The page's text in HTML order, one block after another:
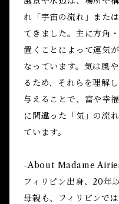
れ「宇宙の流れ」また
てきました。主に方角
置くことによって運気
なっています。気は風
るため、それらを理解
与えることで、富や幸
に間違った「気」の流
ています。
-About Madame
フィリピン出身、20年
母親も、フィリピンでは